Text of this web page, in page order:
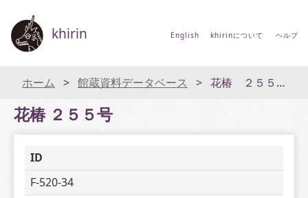
khirin English khirinについて ヘルプ
ホーム 館蔵資料データベース 花椿 ２５５号
花椿 ２５５号
ID
F-520-34